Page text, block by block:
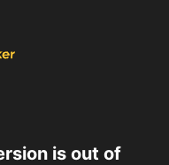
is out of